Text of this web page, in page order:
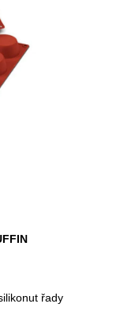
řady